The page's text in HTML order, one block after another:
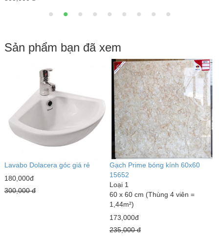
Sản phẩm bạn đã xem
Lavabo Dolacera góc giá rẻ
180,000đ
300,000 đ
Gạch Prime bóng kính 60x60
15652
Loại 1
60 x 60 cm (Thùng 4 viên =
1,44m²)
173,000đ
235,000 đ